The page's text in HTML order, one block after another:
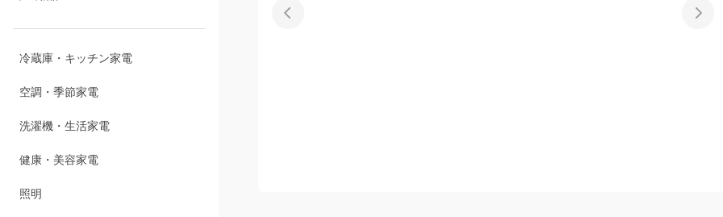
カー用品
冷蔵庫・キッチン家電
空調・季節家電
洗濯機・生活家電
健康・美容家電